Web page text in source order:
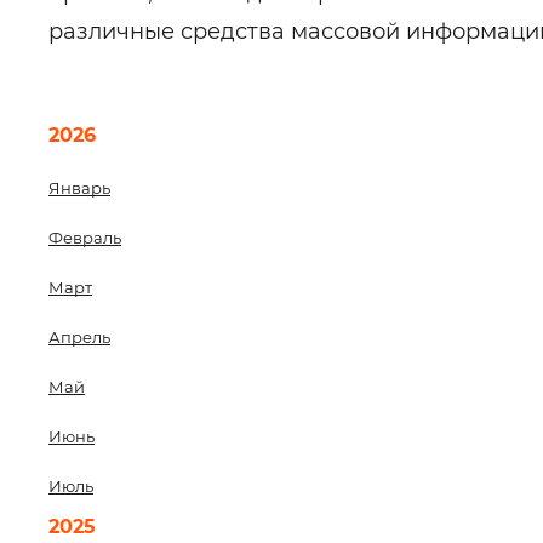
различные средства массовой
2026
Январь
Февраль
Март
Апрель
Май
Июнь
Июль
2025